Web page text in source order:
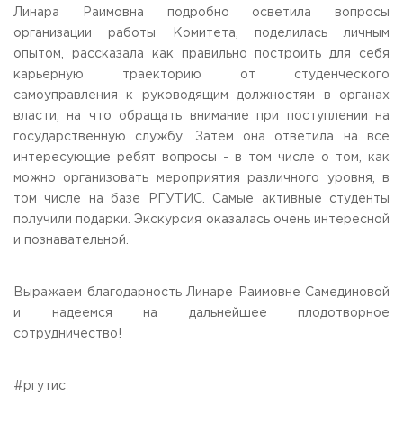
Линара Раимовна подробно осветила вопросы
организации работы Комитета, поделилась личным
опытом, рассказала как правильно построить для себя
карьерную траекторию от студенческого
самоуправления к руководящим должностям в органах
власти, на что обращать внимание при поступлении на
государственную службу. Затем она ответила на все
интересующие ребят вопросы - в том числе о том, как
можно организовать мероприятия различного уровня, в
том числе на базе РГУТИС. Самые активные студенты
получили подарки. Экскурсия оказалась очень интересной
и познавательной.
Выражаем благодарность Линаре Раимовне Самединовой
и надеемся на дальнейшее плодотворное
сотрудничество!
#ргутис